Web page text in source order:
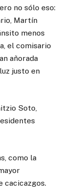
no sólo eso:
Martín
menos
el comisario
añorada
justo en
Soto,
como la
cacicazgos.